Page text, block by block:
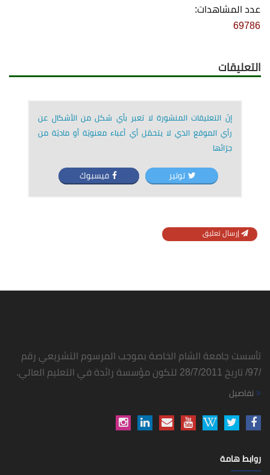
عدد المشاهدات:
69786
التعليقات
إنّ التعليقات المنشورة لا تعبر بأي شكل من الأشكال عن
رأي الموقع الذي لا يتحمّل أي أعباء معنويّة أو ماديّة من
جرّائها
توتير فيسبوك
إرسال تعليق
تأسست جامعة الشام الخاصة بموجب المرسوم التشريعي رقم
/97/ تاريخ 28/7/2011 لتكون مؤسسة رائدة في التعليم العالي.
تفاصيل
روابط هامة